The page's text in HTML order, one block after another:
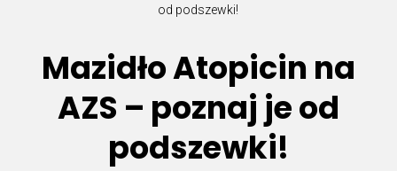
od podszewki!
Mazidło Atopicin na
AZS – poznaj je od
podszewki!